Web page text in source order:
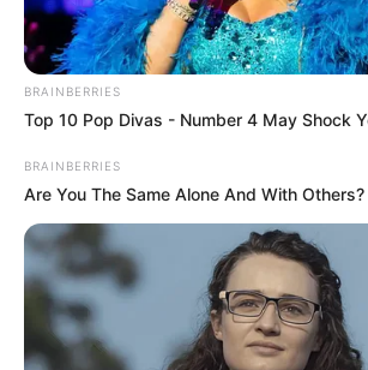
BRAINBERRIES
Top 10 Pop Divas - Number 4 May Shock
BRAINBERRIES
Are You The Same Alone And With